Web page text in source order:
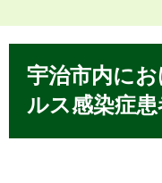
へ
宇治市内に
ルス感染症